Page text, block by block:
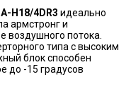
H18/4DR3 идеально
армстронг и
воздушного потока.
типа с высоким
блок способен
до -15 градусов